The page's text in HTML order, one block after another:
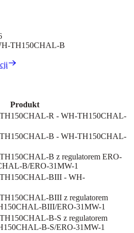
TH150CHAL-B
Produkt
R - WH-TH150CHAL-
B - WH-TH150CHAL-
B z regulatorem ERO-
B/ERO-31MW-1
BIII - WH-
BIII z regulatorem
BIII/ERO-31MW-1
B-S z regulatorem
B-S/ERO-31MW-1